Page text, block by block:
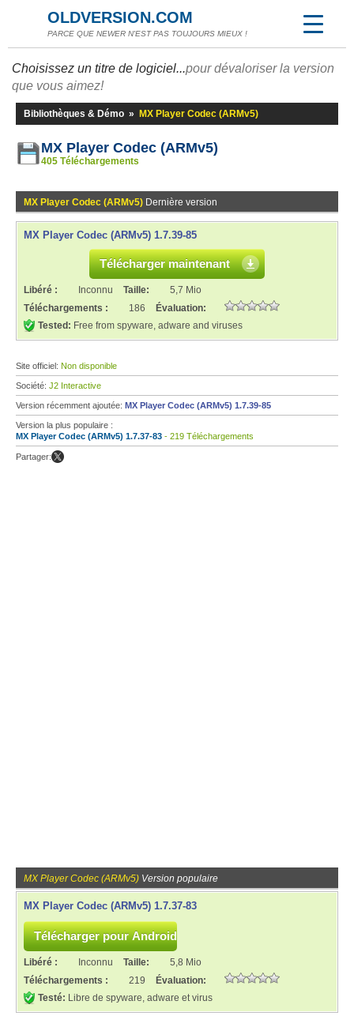
OLDVERSION.COM
PARCE QUE NEWER N'EST PAS TOUJOURS MIEUX !
Choisissez un titre de logiciel...pour dévaloriser la version
que vous aimez!
Bibliothèques & Démo » MX Player Codec (ARMv5)
MX Player Codec (ARMv5)
405 Téléchargements
MX Player Codec (ARMv5) Dernière version
MX Player Codec (ARMv5) 1.7.39-85
Télécharger maintenant
Libéré : Inconnu Taille:
5,7 Mio
Téléchargements :
186
Évaluation:
Tested: Free from spyware, adware and viruses
Site officiel: Non disponible
Société: J2 Interactive
Version récemment ajoutée: MX Player Codec (ARMv5) 1.7.39-85
Version la plus populaire :
MX Player Codec (ARMv5) 1.7.37-83 - 219 Téléchargements
Partager:
MX Player Codec (ARMv5) Version populaire
MX Player Codec (ARMv5) 1.7.37-83
Libéré : Inconnu Taille:
5,8 Mio
Téléchargements :
219
Évaluation:
Testé: Libre de spyware, adware et virus